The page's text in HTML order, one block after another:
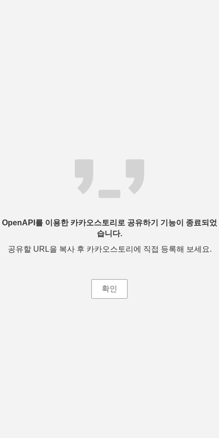
OpenAPI를 이용한 카카오스토리로 공유하기 기능이 종료되었
습니다.
공유할 URL을 복사 후 카카오스토리에 직접 등록해 보세요.
확인